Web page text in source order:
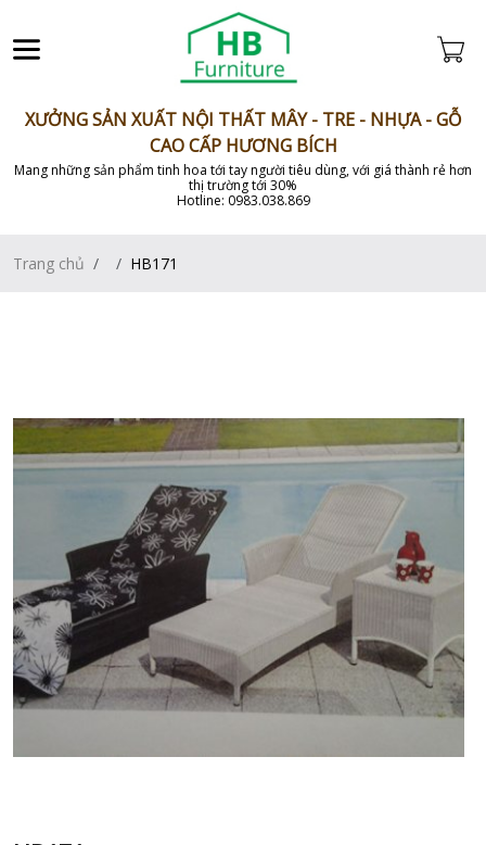
XƯỞNG SẢN XUẤT NỘI THẤT MÂY - TRE - NHỰA - GỖ
CAO CẤP HƯƠNG BÍCH
Mang những sản phẩm tinh hoa tới tay người tiêu dùng, với giá thành rẻ hơn
thị trường tới 30%
Hotline: 0983.038.869
Trang chủ HB171